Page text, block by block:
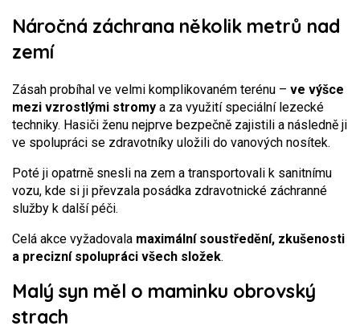
Náročná záchrana několik metrů nad
zemí
Zásah probíhal ve velmi komplikovaném terénu – ve výšce
mezi vzrostlými stromy a za využití speciální lezecké
techniky. Hasiči ženu nejprve bezpečně zajistili a následně ji
ve spolupráci se zdravotníky uložili do vanových nosítek.
Poté ji opatrně snesli na zem a transportovali k sanitnímu
vozu, kde si ji převzala posádka zdravotnické záchranné
služby k další péči.
Celá akce vyžadovala maximální soustředění, zkušenosti
a precizní spolupráci všech složek.
Malý syn měl o maminku obrovský
strach